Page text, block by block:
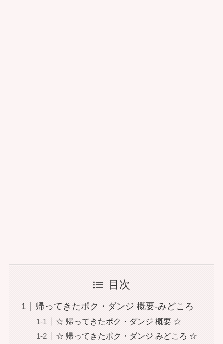
目次
帰ってきたポク・ダンジ 概要-みどころ
☆ 帰ってきたポク・ダンジ 概要 ☆
☆ 帰ってきたポク・ダンジ みどころ ☆